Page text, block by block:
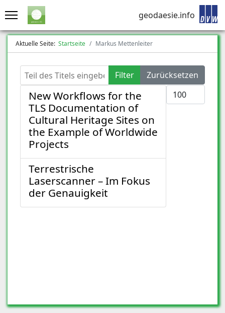
geodaesie.info
Aktuelle Seite: Startseite Markus Mettenleiter
Teil des Titels eingeben Filter
Zurücksetzen
Anzeige #
New Workflows for the
TLS Documentation of
Cultural Heritage Sites on
the Example of Worldwide
Projects
Terrestrische
Laserscanner – Im Fokus
der Genauigkeit